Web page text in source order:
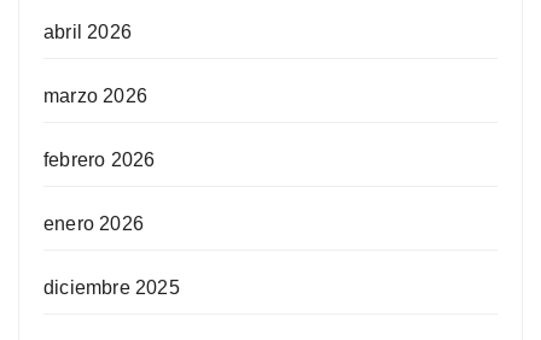
abril 2026
marzo 2026
febrero 2026
enero 2026
diciembre 2025